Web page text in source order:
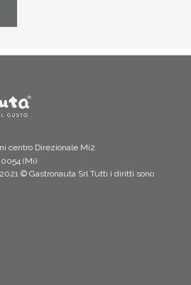
centro Direzionale Mi2
(Mi)
© Gastronauta Srl Tutti i diritti sono